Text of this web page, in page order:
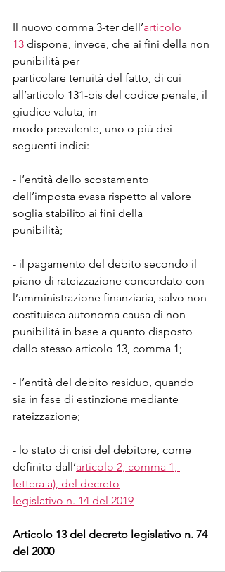
Il nuovo comma 3-ter dell’articolo
13 dispone, invece, che ai fini della non
punibilità per
particolare tenuità del fatto, di cui
all’articolo 131-bis del codice penale, il
giudice valuta, in
modo prevalente, uno o più dei
seguenti indici:
- l’entità dello scostamento
dell’imposta evasa rispetto al valore
soglia stabilito ai fini della
punibilità;
- il pagamento del debito secondo il
piano di rateizzazione concordato con
l’amministrazione finanziaria, salvo non
costituisca autonoma causa di non
punibilità in base a quanto disposto
dallo stesso articolo 13, comma 1;
- l’entità del debito residuo, quando
sia in fase di estinzione mediante
rateizzazione;
- lo stato di crisi del debitore, come
definito dall’articolo 2, comma 1,
lettera a), del decreto
legislativo n. 14 del 2019
Articolo 13 del decreto legislativo n. 74
del 2000